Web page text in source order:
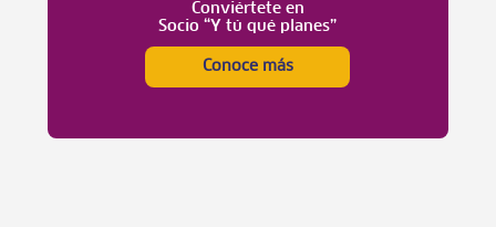
Conviértete en
Socio “Y tú qué planes”
Conoce más